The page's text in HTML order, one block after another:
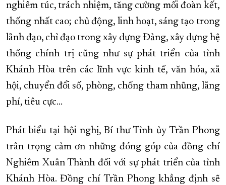
nghiêm túc, trách nhiệm, tăng cường mối đoàn kết,
thống nhất cao; chủ động, linh hoạt, sáng tạo trong
lãnh đạo, chỉ đạo trong xây dựng Đảng, xây dựng hệ
thống chính trị cũng như sự phát triển của tỉnh
Khánh Hòa trên các lĩnh vực kinh tế, văn hóa, xã
hội, chuyển đổi số, phòng, chống tham nhũng, lãng
phí, tiêu cực…
Phát biểu tại hội nghị, Bí thư Tỉnh ủy Trần Phong
trân trọng cảm ơn những đóng góp của đồng chí
Nghiêm Xuân Thành đối với sự phát triển của tỉnh
Khánh Hòa. Đồng chí Trần Phong khẳng định sẽ